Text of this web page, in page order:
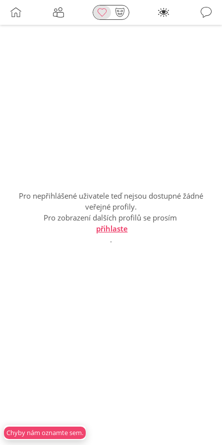
Chyby nám oznamte sem.
Pro nepřihlášené uživatele teď nejsou dostupné žádné
veřejné profily.
Pro zobrazení dalších profilů se prosím
přihlaste
.